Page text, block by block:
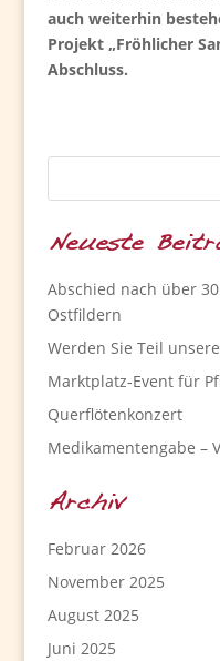
auch weiterhin
Projekt „Fröhlicher
Abschluss.
Neueste
Abschied nach über
Ostfildern
Werden Sie Teil
Marktplatz-Event für
Querflötenkonzert
Medikamentengabe –
Archiv
Februar 2026
November 2025
August 2025
Juni 2025